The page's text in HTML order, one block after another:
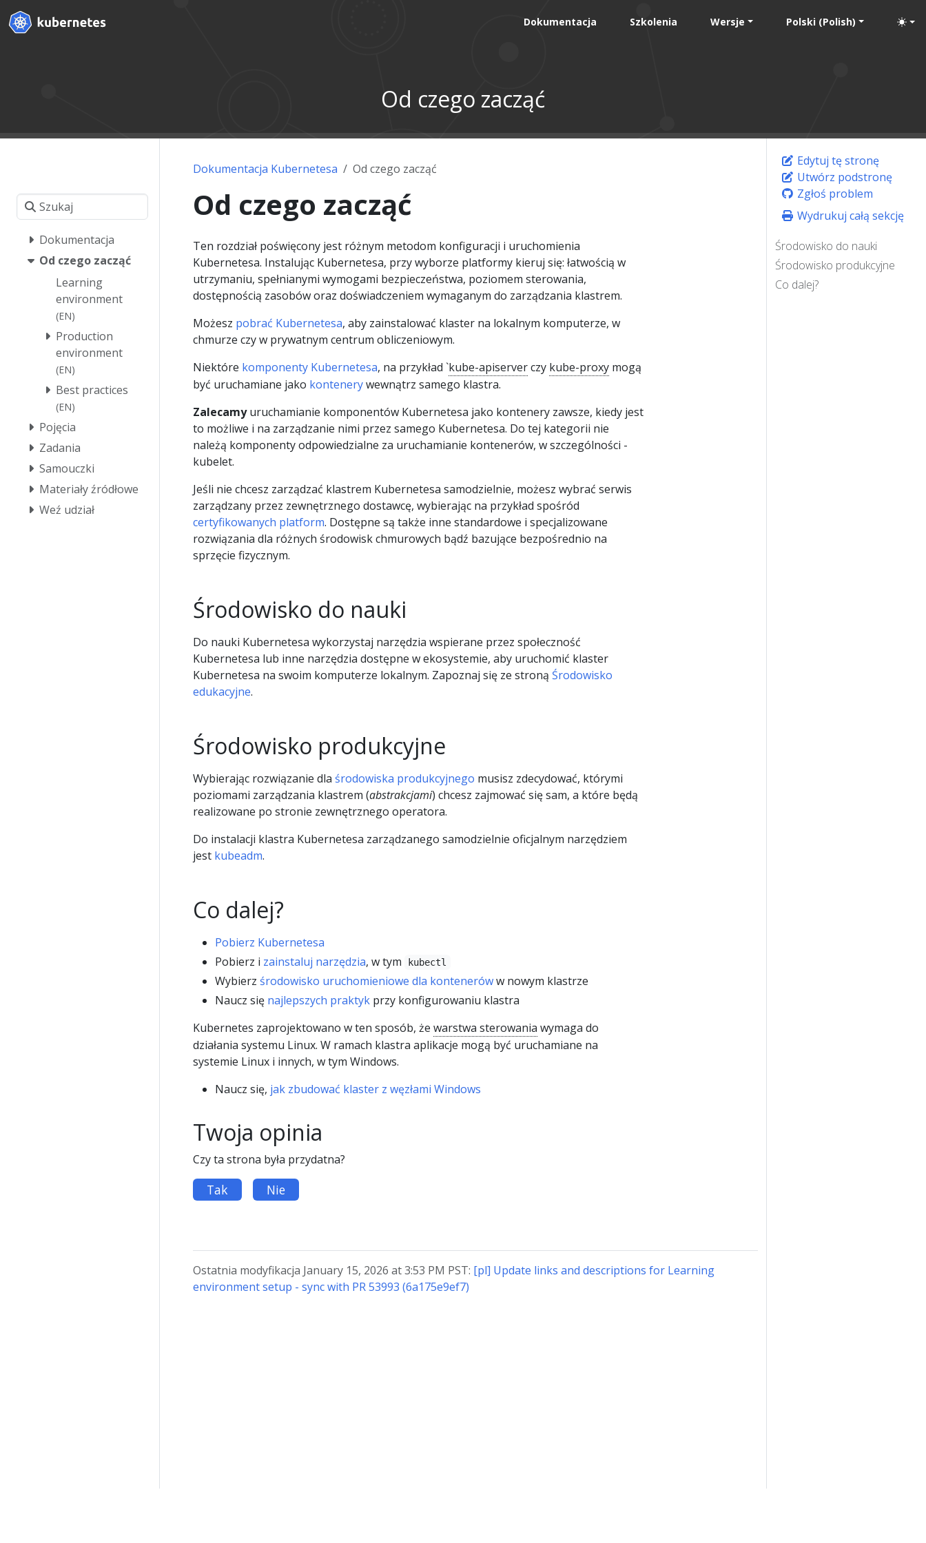
Dokumentacja Szkolenia Wersje Polski (Polish)
Od czego zacząć
Dokumentacja
Od czego zacząć
Learning
environment
(EN)
Production
environment
(EN)
Best practices
(EN)
Pojęcia
Zadania
Samouczki
Materiały źródłowe
Weź udział
Edytuj tę stronę
Utwórz podstronę
Zgłoś problem
Wydrukuj całą sekcję
Środowisko do nauki
Środowisko produkcyjne
Co dalej?
Dokumentacja Kubernetesa Od czego zacząć
Od czego zacząć
Ten rozdział poświęcony jest różnym metodom konfiguracji i uruchomienia
Kubernetesa. Instalując Kubernetesa, przy wyborze platformy kieruj się: łatwością w
utrzymaniu, spełnianymi wymogami bezpieczeństwa, poziomem sterowania,
dostępnością zasobów oraz doświadczeniem wymaganym do zarządzania klastrem.
Możesz pobrać Kubernetesa, aby zainstalować klaster na lokalnym komputerze, w
chmurze czy w prywatnym centrum obliczeniowym.
Niektóre komponenty Kubernetesa, na przykład `kube-apiserverczy kube-proxy mogą
być uruchamiane jako kontenerywewnątrz samego klastra.
Zalecamyuruchamianie komponentów Kubernetesa jako kontenery zawsze, kiedy jest
to możliwe i na zarządzanie nimi przez samego Kubernetesa. Do tej kategorii nie
należą komponenty odpowiedzialne za uruchamianie kontenerów, w szczególności -
kubelet.
Jeśli nie chcesz zarządzać klastrem Kubernetesa samodzielnie, możesz wybrać serwis
zarządzany przez zewnętrznego dostawcę, wybierając na przykład spośród
certyfikowanych platform. Dostępne są także inne standardowe i specjalizowane
rozwiązania dla różnych środowisk chmurowych bądź bazujące bezpośrednio na
sprzęcie fizycznym.
Środowisko do nauki
Do nauki Kubernetesa wykorzystaj narzędzia wspierane przez społeczność
Kubernetesa lub inne narzędzia dostępne w ekosystemie, aby uruchomić klaster
Kubernetesa na swoim komputerze lokalnym. Zapoznaj się ze stroną Środowisko
edukacyjne.
Środowisko produkcyjne
Wybierając rozwiązanie dla środowiska produkcyjnego musisz zdecydować, którymi
poziomami zarządzania klastrem (abstrakcjami) chcesz zajmować się sam, a które będą
realizowane po stronie zewnętrznego operatora.
Do instalacji klastra Kubernetesa zarządzanego samodzielnie oficjalnym narzędziem
jest kubeadm.
Co dalej?
Pobierz Kubernetesa
Pobierz i zainstaluj narzędzia, w tym kubectl
Wybierz środowisko uruchomieniowe dla konteneróww nowym klastrze
Naucz się najlepszych praktyk przy konfigurowaniu klastra
Kubernetes zaprojektowano w ten sposób, że warstwa sterowania wymaga do
działania systemu Linux. W ramach klastra aplikacje mogą być uruchamiane na
systemie Linux i innych, w tym Windows.
Naucz się, jak zbudować klaster z węzłami Windows
Twoja opinia
Czy ta strona była przydatna?
Tak Nie
Ostatnia modyfikacja January 15, 2026 at 3:53 PM PST: [pl] Update links and descriptions for Learning
environment setup - sync with PR 53993 (6a175e9ef7)